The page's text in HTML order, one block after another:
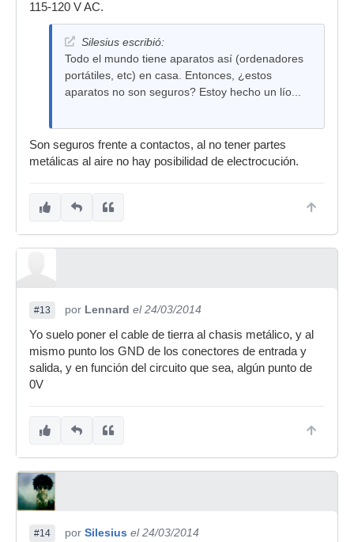
115-120 V AC.
Silesius escribió:
Todo el mundo tiene aparatos así (ordenadores
portátiles, etc) en casa. Entonces, ¿estos
aparatos no son seguros? Estoy hecho un lío...
Son seguros frente a contactos, al no tener partes
metálicas al aire no hay posibilidad de electrocución.
#13 por Lennard el 24/03/2014
Yo suelo poner el cable de tierra al chasis metálico, y al
mismo punto los GND de los conectores de entrada y
salida, y en función del circuito que sea, algún punto de
0V
#14 por Silesius el 24/03/2014